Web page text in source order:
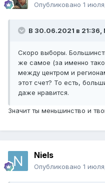
Опубликовано 1
В 30.06.2021 в 21:36,
Скоро выборы.
же самое (за именно
между центром и
этот счет? То есть,
даже нравится.
Значит ты меньшинство и
Niels
Опубликовано 1